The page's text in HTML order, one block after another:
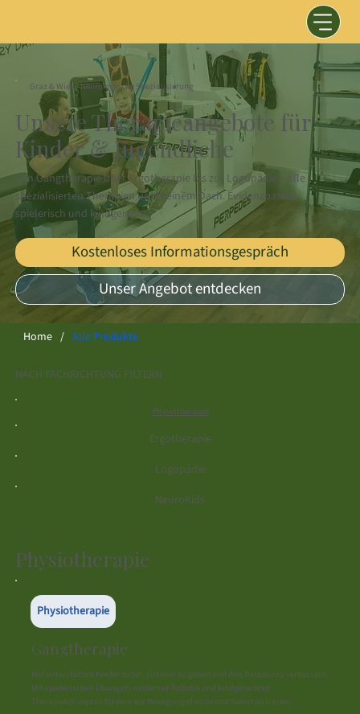
Graz & Wien · Neurologische Spezialisierung
Unsere Therapieangebote für
Kinder & Jugendliche
Von Gangtherapie über Ergotherapie bis zur Logopädie – alle
spezialisierten Therapien unter einem Dach. Evidenzbasiert,
spielerisch und kindgerecht.
Kostenloses Informationsgespräch
Unser Angebot entdecken
Home / Alle Produkte
NACH FACHRICHTUNG FILTERN
Physiotherapie
Ergotherapie
Logopädie
NeuroKids
Physiotherapie
Physiotherapie
Gangtherapie
Wir unterstützen Kinder dabei, sicherer zu gehen und ihre Balance zu verbessern.
Mit spielerischen Übungen, moderner Robotik und kindgerechten
Therapiekonzepten fördern wir Bewegungsfreude und Selbstvertrauen.